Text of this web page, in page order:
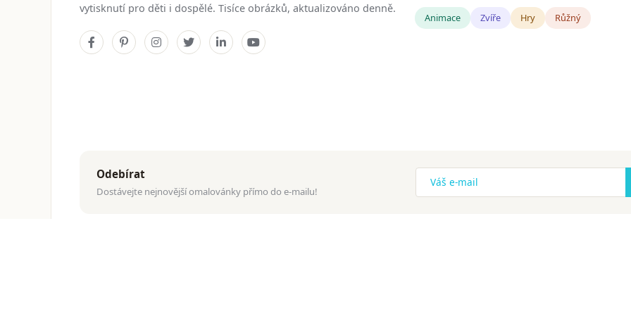
vytisknutí pro děti i dospělé. Tisíce obrázků, aktualizováno denně.
Animace Zvíře Hry Růžný
Odebírat
Dostávejte nejnovější omalovánky přímo do e-mailu!